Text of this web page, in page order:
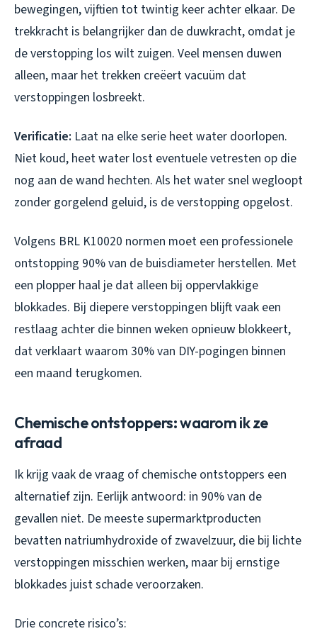
bewegingen, vijftien tot twintig keer achter elkaar. De
trekkracht is belangrijker dan de duwkracht, omdat je
de verstopping los wilt zuigen. Veel mensen duwen
alleen, maar het trekken creëert vacuüm dat
verstoppingen losbreekt.
Verificatie: Laat na elke serie heet water doorlopen.
Niet koud, heet water lost eventuele vetresten op die
nog aan de wand hechten. Als het water snel wegloopt
zonder gorgelend geluid, is de verstopping opgelost.
Volgens BRL K10020 normen moet een professionele
ontstopping 90% van de buisdiameter herstellen. Met
een plopper haal je dat alleen bij oppervlakkige
blokkades. Bij diepere verstoppingen blijft vaak een
restlaag achter die binnen weken opnieuw blokkeert,
dat verklaart waarom 30% van DIY-pogingen binnen
een maand terugkomen.
Chemische ontstoppers: waarom ik ze
afraad
Ik krijg vaak de vraag of chemische ontstoppers een
alternatief zijn. Eerlijk antwoord: in 90% van de
gevallen niet. De meeste supermarktproducten
bevatten natriumhydroxide of zwavelzuur, die bij lichte
verstoppingen misschien werken, maar bij ernstige
blokkades juist schade veroorzaken.
Drie concrete risico’s: